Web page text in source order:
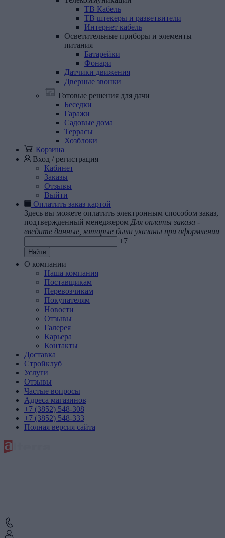
ТВ Кабель
ТВ штекеры и разветвители
Интернет кабель
Осветительные приборы и элементы
питания
Батарейки
Фонари
Датчики движения
Дверные звонки
Готовые решения для дачи
Беседки
Гаражи
Садовые дома
Террасы
Хозблоки
Корзина
Вход / регистрация
Кабинет
Заказы
Отзывы
Выйти
Оплатить заказ картой
Здесь вы можете оплатить электронным способом заказ,
подтвержденный менеджером Для оплаты заказа -
введите данные, которые были указаны при оформлении
+7
Найти
О компании
Наша компания
Поставщикам
Перевозчикам
Покупателям
Новости
Отзывы
Галерея
Карьера
Контакты
Доставка
Стройклуб
Услуги
Отзывы
Частые вопросы
Адреса магазинов
+7 (3852) 548-308
+7 (3852) 548-333
Полная версия сайта